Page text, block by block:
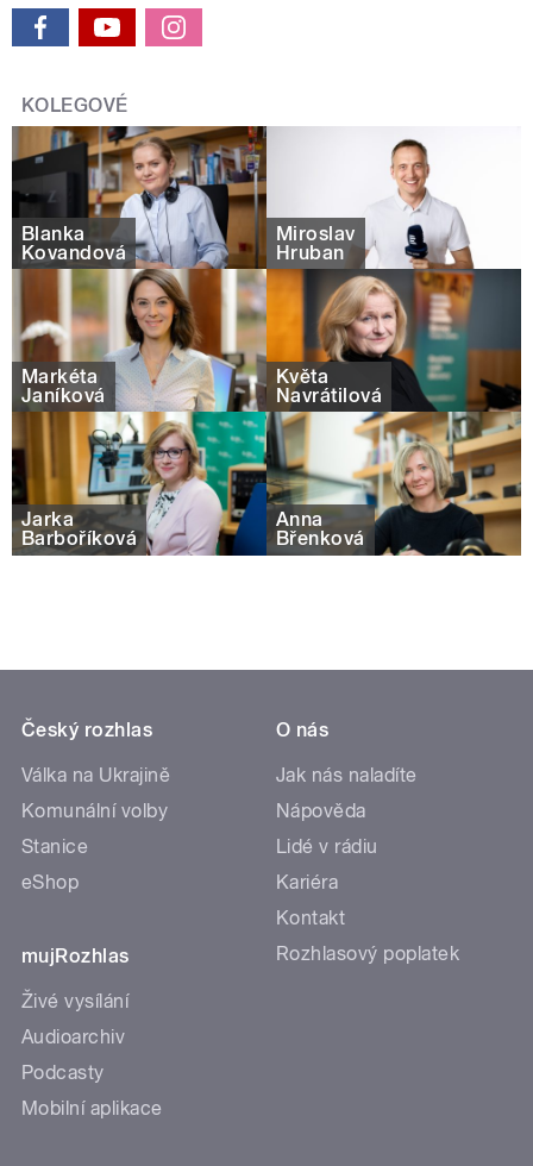
KOLEGOVÉ
Blanka
Kovandová
Miroslav
Hruban
Markéta
Janíková
Květa
Navrátilová
Jarka
Barboříková
Anna
Břenková
Český rozhlas
Válka na Ukrajině
Komunální volby
Stanice
eShop
mujRozhlas
Živé vysílání
Audioarchiv
Podcasty
Mobilní aplikace
O nás
Jak nás naladíte
Nápověda
Lidé v rádiu
Kariéra
Kontakt
Rozhlasový poplatek